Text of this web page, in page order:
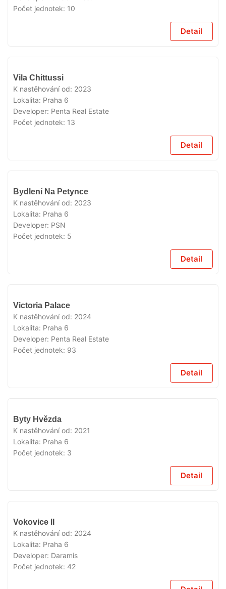
Počet jednotek: 10
Detail
Vila Chittussi
K nastěhování od: 2023
Lokalita: Praha 6
Developer: Penta Real Estate
Počet jednotek: 13
Detail
Bydlení Na Petynce
K nastěhování od: 2023
Lokalita: Praha 6
Developer: PSN
Počet jednotek: 5
Detail
Victoria Palace
K nastěhování od: 2024
Lokalita: Praha 6
Developer: Penta Real Estate
Počet jednotek: 93
Detail
Byty Hvězda
K nastěhování od: 2021
Lokalita: Praha 6
Počet jednotek: 3
Detail
Vokovice II
K nastěhování od: 2024
Lokalita: Praha 6
Developer: Daramis
Počet jednotek: 42